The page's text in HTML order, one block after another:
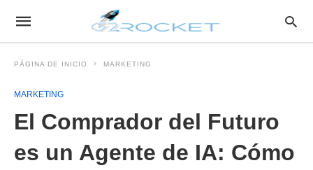
PÁGINA DE INICIO MARKETING
MARKETING
El Comprador del Futuro
es un Agente de IA: Cómo